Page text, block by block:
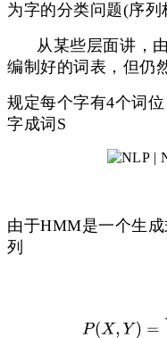
为字的分类问题(序列
从某些层面讲，由
编制好的词表，但仍
规定每个字有4个词
字成词S
由于HMM是一个生
列